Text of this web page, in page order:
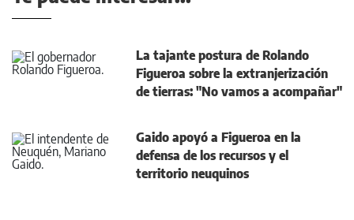
La tajante postura de Rolando
Figueroa sobre la extranjerización
de tierras: "No vamos a acompañar"
Gaido apoyó a Figueroa en la
defensa de los recursos y el
territorio neuquinos